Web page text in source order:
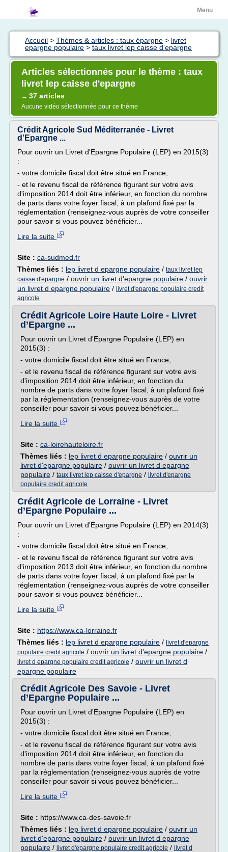
Menu
Accueil > Thèmes & articles : taux épargne > livret
epargne populaire > taux livret lep caisse d'epargne
Articles sélectionnés pour le thème : taux
livret lep caisse d'epargne
→ 37 articles
Aucune vidéo sélectionnée pour ce thème
Crédit Agricole Sud Méditerranée - Livret
d’Epargne ...
Pour ouvrir un Livret d'Epargne Populaire (LEP) en 2015(3)
:
- votre domicile fiscal doit être situé en France,
- et le revenu fiscal de référence figurant sur votre avis
d'imposition 2014 doit être inférieur, en fonction du nombre
de parts dans votre foyer fiscal, à un plafond fixé par la
réglementation (renseignez-vous auprès de votre conseiller
pour savoir si vous pouvez bénéficier...
Lire la suite
Site : ca-sudmed.fr
Thèmes liés : lep livret d epargne populaire / taux livret lep
caisse d'epargne / ouvrir un livret d'epargne populaire / ouvrir
un livret d epargne populaire / livret d'epargne populaire credit
agricole
Crédit Agricole Loire Haute Loire - Livret
d’Epargne ...
Pour ouvrir un Livret d'Epargne Populaire (LEP) en
2015(3) :
- votre domicile fiscal doit être situé en France,
- et le revenu fiscal de référence figurant sur votre avis
d'imposition 2014 doit être inférieur, en fonction du
nombre de parts dans votre foyer fiscal, à un plafond fixé
par la réglementation (renseignez-vous auprès de votre
conseiller pour savoir si vous pouvez bénéficier...
Lire la suite
Site : ca-loirehauteloire.fr
Thèmes liés : lep livret d epargne populaire / ouvrir un
livret d'epargne populaire / ouvrir un livret d epargne
populaire / taux livret lep caisse d'epargne / livret d'epargne
populaire credit agricole
Crédit Agricole de Lorraine - Livret
d’Epargne Populaire ...
Pour ouvrir un Livret d'Epargne Populaire (LEP) en 2014(3)
:
- votre domicile fiscal doit être situé en France,
- et le revenu fiscal de référence figurant sur votre avis
d'imposition 2013 doit être inférieur, en fonction du nombre
de parts dans votre foyer fiscal, à un plafond fixé par la
réglementation (renseignez-vous auprès de votre conseiller
pour savoir si vous pouvez bénéficier...
Lire la suite
Site : https://www.ca-lorraine.fr
Thèmes liés : lep livret d epargne populaire / livret d'epargne
populaire credit agricole / ouvrir un livret d'epargne populaire /
livret d epargne populaire credit agricole / ouvrir un livret d
epargne populaire
Crédit Agricole Des Savoie - Livret
d’Epargne Populaire ...
Pour ouvrir un Livret d'Epargne Populaire (LEP) en
2015(3) :
- votre domicile fiscal doit être situé en France,
- et le revenu fiscal de référence figurant sur votre avis
d'imposition 2014 doit être inférieur, en fonction du
nombre de parts dans votre foyer fiscal, à un plafond fixé
par la réglementation (renseignez-vous auprès de votre
conseiller pour savoir si vous pouvez bénéficier...
Lire la suite
Site : https://www.ca-des-savoie.fr
Thèmes liés : lep livret d epargne populaire / ouvrir un
livret d'epargne populaire / ouvrir un livret d epargne
populaire / livret d'epargne populaire credit agricole / livret d